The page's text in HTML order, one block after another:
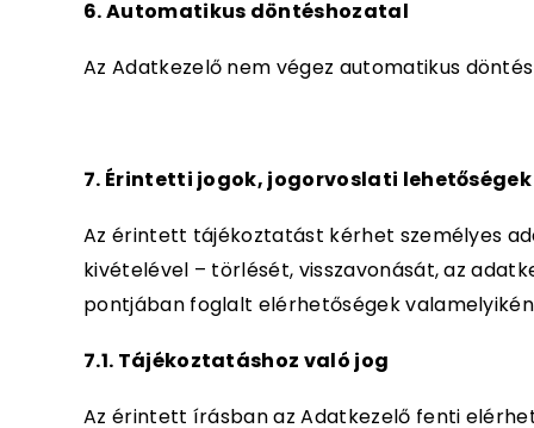
6. Automatikus döntéshozatal
Az Adatkezelő nem végez automatikus
7. Érintetti jogok, jogorvoslati lehetőségek
Az érintett tájékoztatást kérhet személyes
kivételével – törlését, visszavonását, az
pontjában foglalt elérhetőségek
7.1. Tájékoztatáshoz való jog
Az érintett írásban az Adatkezelő fenti